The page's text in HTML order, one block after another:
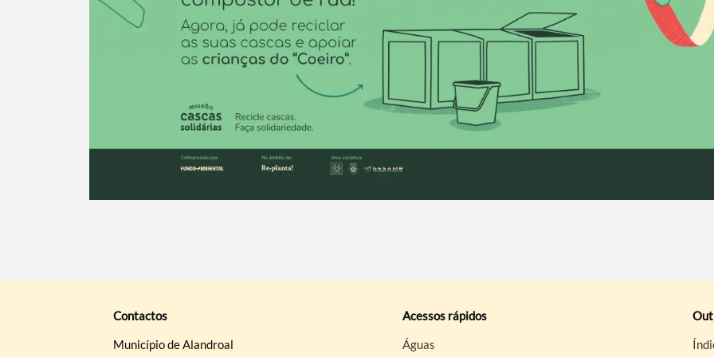
Filtros
Contactos
Município de Alandroal
Acessos rápidos
Águas